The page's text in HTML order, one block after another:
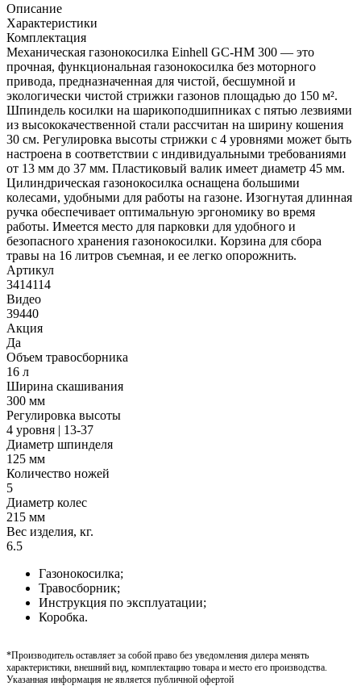
Описание
Характеристики
Комплектация
Механическая газонокосилка Einhell GC-HM 300 — это
прочная, функциональная газонокосилка без моторного
привода, предназначенная для чистой, бесшумной и
экологически чистой стрижки газонов площадью до 150 м².
Шпиндель косилки на шарикоподшипниках с пятью лезвиями
из высококачественной стали рассчитан на ширину кошения
30 см. Регулировка высоты стрижки с 4 уровнями может быть
настроена в соответствии с индивидуальными требованиями
от 13 мм до 37 мм. Пластиковый валик имеет диаметр 45 мм.
Цилиндрическая газонокосилка оснащена большими
колесами, удобными для работы на газоне. Изогнутая длинная
ручка обеспечивает оптимальную эргономику во время
работы. Имеется место для парковки для удобного и
безопасного хранения газонокосилки. Корзина для сбора
травы на 16 литров съемная, и ее легко опорожнить.
Артикул
3414114
Видео
39440
Акция
Да
Объем травосборника
16 л
Ширина скашивания
300 мм
Регулировка высоты
4 уровня | 13-37
Диаметр шпинделя
125 мм
Количество ножей
5
Диаметр колес
215 мм
Вес изделия, кг.
6.5
Газонокосилка;
Травосборник;
Инструкция по эксплуатации;
Коробка.
*Производитель оставляет за собой право без уведомления дилера менять
характеристики, внешний вид, комплектацию товара и место его производства.
Указанная информация не является публичной офертой